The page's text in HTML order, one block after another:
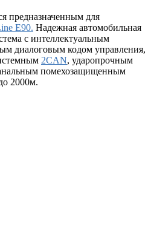
предназначенным для
E90. Надежная автомобильная
с интеллектуальным
диалоговым кодом управления,
2CAN, ударопрочным
помехозащищенным
2000м.